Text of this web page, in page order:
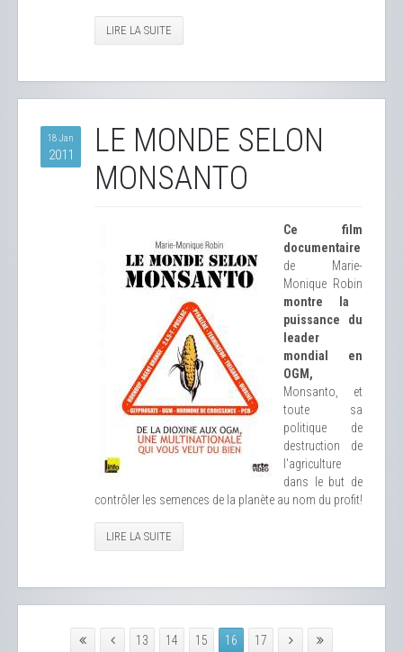
LIRE LA SUITE
18 Jan
2011
LE MONDE SELON
MONSANTO
Ce film
documentaire
de Marie-
Monique Robin
montre la
puissance du
leader
mondial en
OGM,
Monsanto, et
toute sa
politique de
destruction de
l'agriculture
dans le but de
contrôler les semences de la planète au nom du profit!
LIRE LA SUITE
13 14 15 16 17